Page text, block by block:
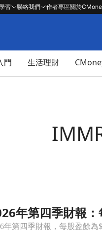
習 聯絡我們 作者專區關於
門 生活理財
$2.7億！文章頁
年第四季財報：